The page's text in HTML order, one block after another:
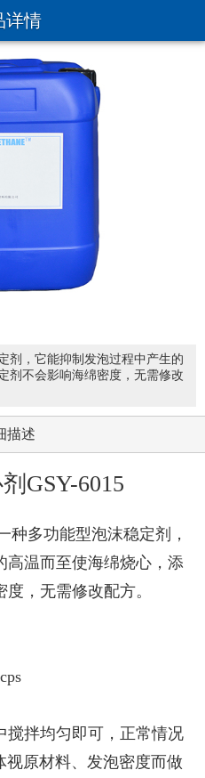
详情
剂，它能抑制发泡过程中产生的
剂不会影响海绵密度，无需修改
描述
GSY-6015
种多功能型泡沫稳定剂，
高温而至使海绵烧心，添
，无需修改配方。
搅拌均匀即可，正常情况
视原材料、发泡密度而做